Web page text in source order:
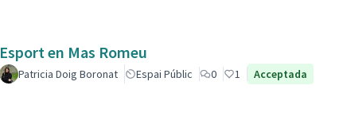
Esport en Mas Romeu
Patricia Doig Boronat Espai Públic 0 1 Acceptada